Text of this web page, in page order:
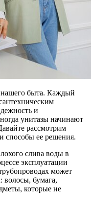
нашего быта. Каждый
и
унитазы начинают
рассмотрим
способы ее решения.
слива воды в
эксплуатации
может
волосы, бумага,
которые не